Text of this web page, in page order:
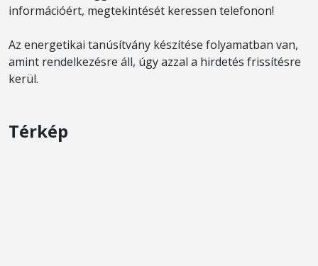
információért, megtekintését keressen telefonon!
Az energetikai tanúsítvány készítése folyamatban van,
amint rendelkezésre áll, úgy azzal a hirdetés frissítésre
kerül.
Térkép